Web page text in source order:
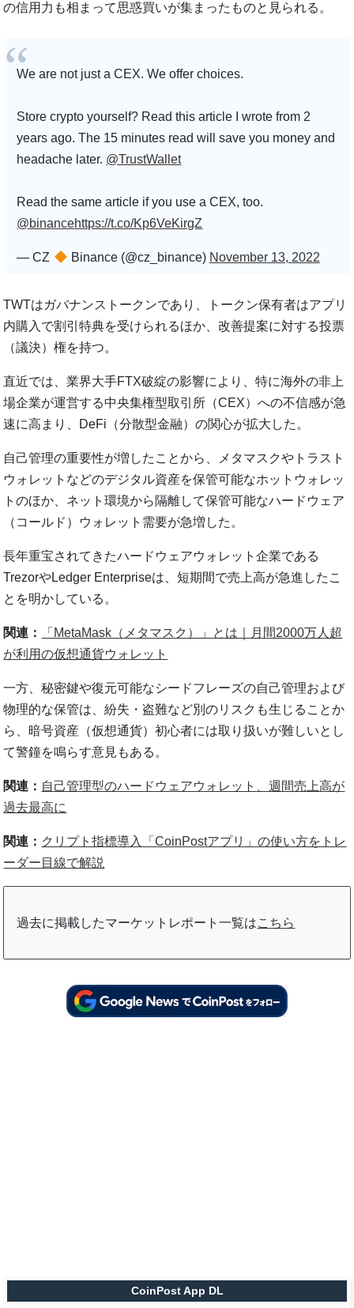
の信用力も相まって思惑買いが集まったものと見られる。
We are not just a CEX. We offer choices.
Store crypto yourself? Read this article I wrote from 2
years ago. The 15 minutes read will save you money and
headache later. @TrustWallet
Read the same article if you use a CEX, too.
@binancehttps://t.co/Kp6VeKirgZ
— CZ Binance (@cz_binance) November 13, 2022
TWTはガバナンストークンであり、トークン保有者はアプリ
内購入で割引特典を受けられるほか、改善提案に対する投票
（議決）権を持つ。
直近では、業界大手FTX破綻の影響により、特に海外の非上
場企業が運営する中央集権型取引所（CEX）への不信感が急
速に高まり、DeFi（分散型金融）の関心が拡大した。
自己管理の重要性が増したことから、メタマスクやトラスト
ウォレットなどのデジタル資産を保管可能なホットウォレッ
トのほか、ネット環境から隔離して保管可能なハードウェア
（コールド）ウォレット需要が急増した。
長年重宝されてきたハードウェアウォレット企業である
TrezorやLedger Enterpriseは、短期間で売上高が急進したこ
とを明かしている。
関連：
「MetaMask（メタマスク）」とは｜月間2000万人超
が利用の仮想通貨ウォレット
一方、秘密鍵や復元可能なシードフレーズの自己管理および
物理的な保管は、紛失・盗難など別のリスクも生じることか
ら、暗号資産（仮想通貨）初心者には取り扱いが難しいとし
て警鐘を鳴らす意見もある。
関連： 自己管理型のハードウェアウォレット、週間売上高が
過去最高に
関連： クリプト指標導入「CoinPostアプリ」の使い方をトレ
ーダー目線で解説
過去に掲載したマーケットレポート一覧はこちら
CoinPost App DL